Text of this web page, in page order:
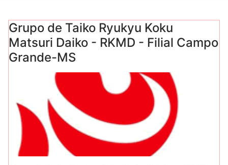
Grupo de Taiko Ryukyu Koku
Matsuri Daiko - RKMD - Filial Campo
Grande-MS